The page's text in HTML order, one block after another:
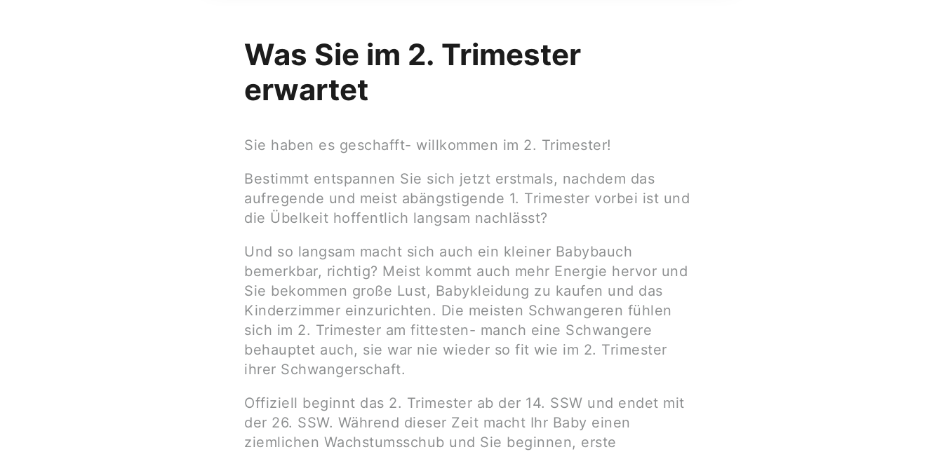
Was Sie im 2. Trimester
erwartet
Sie haben es geschafft- willkommen im 2. Trimester!
Bestimmt entspannen Sie sich jetzt erstmals, nachdem das
aufregende und meist abängstigende 1. Trimester vorbei ist und
die Übelkeit hoffentlich langsam nachlässt?
Und so langsam macht sich auch ein kleiner Babybauch
bemerkbar, richtig? Meist kommt auch mehr Energie hervor und
Sie bekommen große Lust, Babykleidung zu kaufen und das
Kinderzimmer einzurichten. Die meisten Schwangeren fühlen
sich im 2. Trimester am fittesten- manch eine Schwangere
behauptet auch, sie war nie wieder so fit wie im 2. Trimester
ihrer Schwangerschaft.
Offiziell beginnt das 2. Trimester ab der 14. SSW und endet mit
der 26. SSW. Während dieser Zeit macht Ihr Baby einen
ziemlichen Wachstumsschub und Sie beginnen, erste